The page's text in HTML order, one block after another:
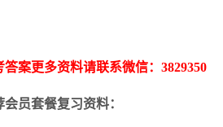
答案更多资料请联系微信： 3829350
会员套餐复习资料：